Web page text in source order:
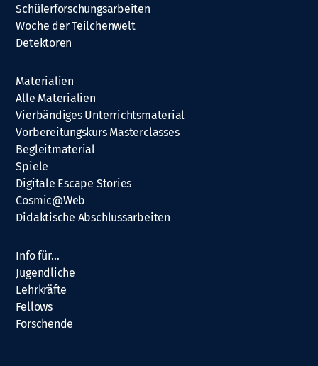
Schülerforschungsarbeiten
Woche der Teilchenwelt
Detektoren
Materialien
Alle Materialien
Vierbändiges Unterrichtsmaterial
Vorbereitungskurs Masterclasses
Begleitmaterial
Spiele
Digitale Escape Stories
Cosmic@Web
Didaktische Abschlussarbeiten
Info für…
Jugendliche
Lehrkräfte
Fellows
Forschende